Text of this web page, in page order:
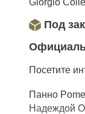
Giorgio
Под
Посетите
Панно
Надеждой